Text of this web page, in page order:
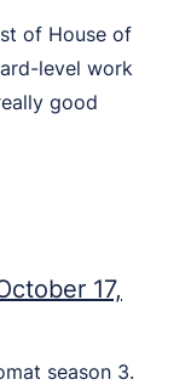
of House of
level work
good
17,
season 3.